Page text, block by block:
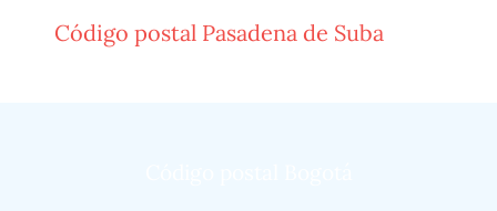
Código postal Pasadena de Suba